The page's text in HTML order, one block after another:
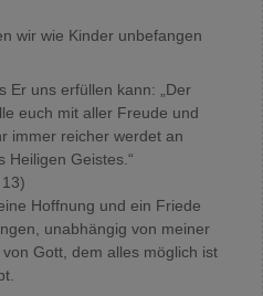
wir wie Kinder unbefangen
Er uns erfüllen kann: „Der
euch mit aller Freude und
immer reicher werdet an
Heiligen Geistes.“
Hoffnung und ein Friede
unabhängig von meiner
Gott, dem alles möglich ist